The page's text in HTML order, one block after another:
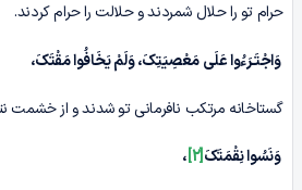
حرام تو را حلال شمردند و حلالت را حرام کردند.
وَاجْتَـرَءُوا عَلَی مَعْصِیَتِکَ، وَلَمْ یَخَافُوا مَقْتَکَ،
گستاخانه مرتکب نافرمانی تو شدند و از خشمت
وَنَسُوا نِقْمَتَکَ[2] ،